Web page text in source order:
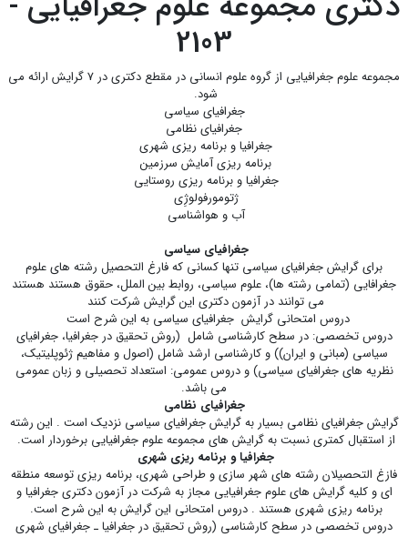
2103
مجموعه علوم جغرافیایی از گروه علوم انسانی در مقطع دکتری در 7 گرایش ارائه می
شود.
جغرافیای سیاسی
جغرافیای نظامی
جغرافیا و برنامه ریزی شهری
برنامه ریزی آمایش سرزمین
جغرافیا و برنامه ریزی روستایی
ژتومورفولوژِی
آب و هواشناسی
جغرافیای سیاسی
برای گرایش جغرافیای سیاسی تنها کسانی که فارغ التحصیل رشته های علوم
جغرافایی (تمامی رشته ها)، علوم سیاسی، روابط بین الملل، حقوق هستند هستند
می توانند در آزمون دکتری این گرایش شرکت کنند
دروس امتحانی گرایش جغرافیای سیاسی به این شرح است
دروس تخصصی: در سطح کارشناسی شامل (روش تحقیق در جغرافیا، جغرافیای
سیاسی (مبانی و ایران)) و کارشناسی ارشد شامل (اصول و مفاهیم ژئوپلیتیک،
نظریه های جغرافیای سیاسی) و دروس عمومی: استعداد تحصیلی و زبان عمومی
می باشد.
جغرافیای نظامی
گرایش جغرافیای نظامی بسیار به گرایش جغرافیای سیاسی نزدیک است . این رشته
از استقبال کمتری نسبت به گرایش های مجموعه علوم جغرافیایی برخوردار است.
جغرافیا و برنامه ریزی شهری
فازغ التحصیلان رشته های شهر سازی و طراحی شهری، برنامه ریزی توسعه منطقه
ای و کلیه گرایش های علوم جغرافیایی مجاز به شرکت در آزمون دکتری جغرافیا و
برنامه ریزی شهری هستند . دروس امتحانی این گرایش به این شرح است.
دروس تخصصی در سطح کارشناسی (روش تحقیق در جغرافیا ـ جغرافیای شهری